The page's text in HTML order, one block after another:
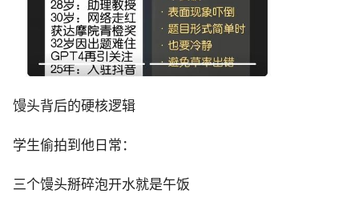
馒头背后的硬核逻辑
学生偷拍到他日常：
三个馒头掰碎泡开水就是午饭